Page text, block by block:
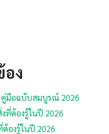
ง
คู่มือฉบับสมบูรณ์ 2026
ที่ต้องรู้ในปี 2026
องรู้ในปี 2026